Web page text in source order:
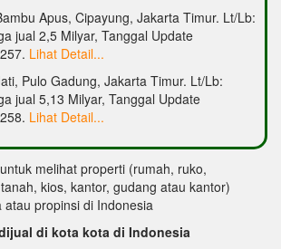
Apus, Cipayung, Jakarta Timur. Lt/Lb:
jual 2,5 Milyar, Tanggal Update
Lihat Detail...
Pulo Gadung, Jakarta Timur. Lt/Lb:
jual 5,13 Milyar, Tanggal Update
Lihat Detail...
melihat properti (rumah, ruko,
kios, kantor, gudang atau kantor)
atau propinsi di Indonesia
di kota kota di Indonesia